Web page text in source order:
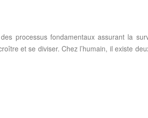
processus fondamentaux assurant la
et se diviser. Chez l’humain, il existe